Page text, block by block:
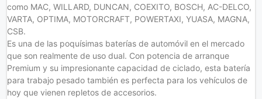
como MAC, WILLARD, DUNCAN, COEXITO, BOSCH, AC-DELCO,
VARTA, OPTIMA, MOTORCRAFT, POWERTAXI, YUASA, MAGNA,
CSB.
Es una de las poquísimas baterías de automóvil en el mercado
que son realmente de uso dual. Con potencia de arranque
Premium y su impresionante capacidad de ciclado, esta batería
para trabajo pesado también es perfecta para los vehículos de
hoy que vienen repletos de accesorios.